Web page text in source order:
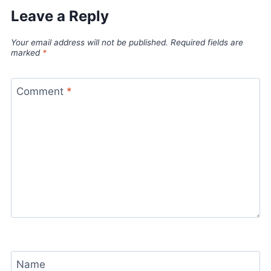
Leave a Reply
Your email address will not be published. Required fields are
marked *
Comment *
Name